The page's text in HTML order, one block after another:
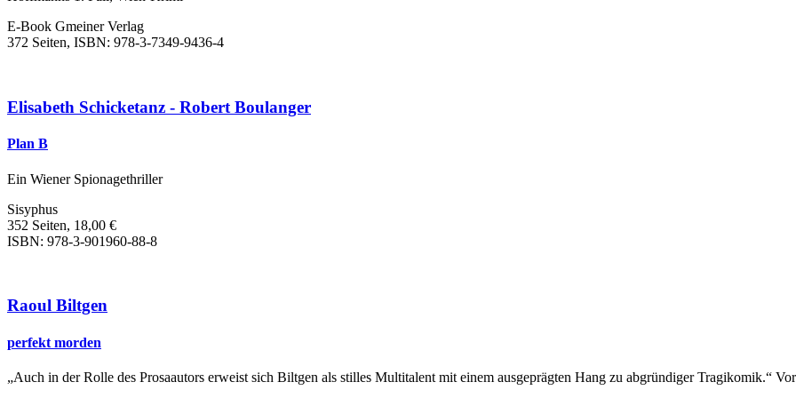
E-Book Gmeiner Verlag
372 Seiten, ISBN: 978-3-7349-9436-4
Elisabeth Schicketanz - Robert Boulanger
Plan B
Ein Wiener Spionagethriller
Sisyphus
352 Seiten, 18,00 €
ISBN: 978-3-901960-88-8
Raoul Biltgen
perfekt morden
„Auch in der Rolle des Prosaautors erweist sich Biltgen als stilles Multitalent mit einem ausgeprägten Hang zu abgründiger Tragikomik.“